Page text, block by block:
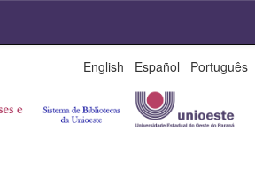
English Español Português